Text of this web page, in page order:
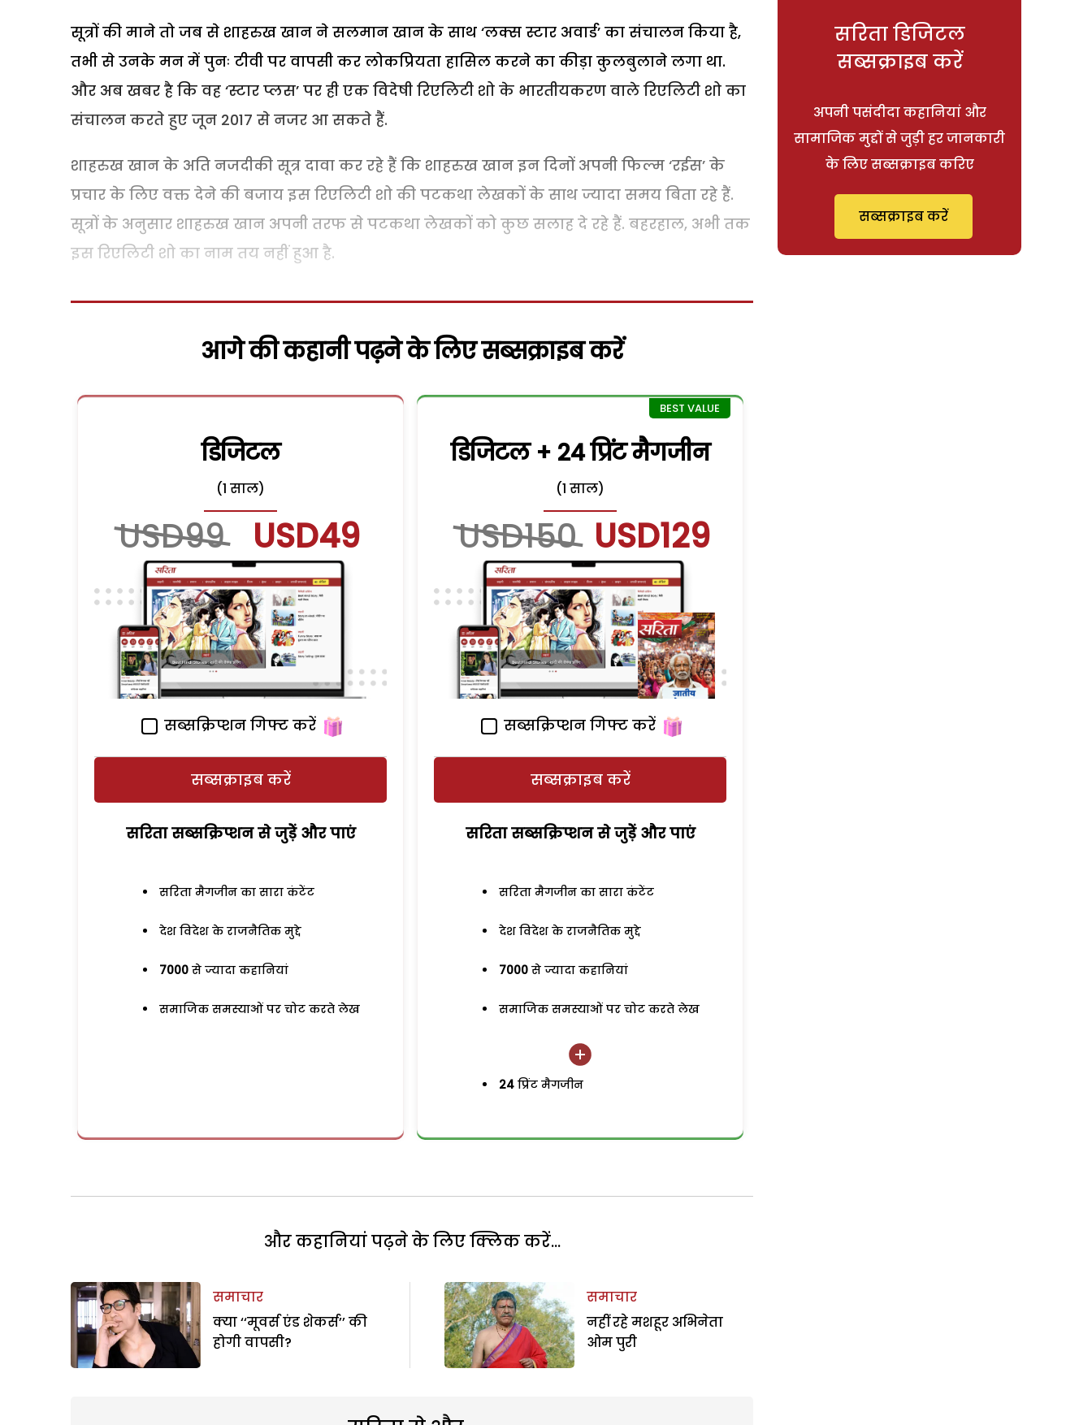
सूत्रों की माने तो जब से शाहरुख खान ने सलमान खान के साथ ‘लक्स स्टार अवार्ड’ का संचालन किया है,
तभी से उनके मन में पुनः टीवी पर वापसी कर लोकप्रियता हासिल करने का कीड़ा कुलबुलाने लगा था.
और अब खबर है कि वह ‘स्टार प्लस’ पर ही एक विदेषी रिएलिटी शो के भारतीयकरण वाले रिएलिटी शो का
संचालन करते हुए जून 2017 से नजर आ सकते हैं.
शाहरुख खान के अति नजदीकी सूत्र दावा कर रहे हैं कि शाहरुख खान इन दिनों अपनी फिल्म ‘रईस’ के
प्रचार के लिए वक्त देने की बजाय इस रिएलिटी शो की पटकथा लेखकों के साथ ज्यादा समय बिता रहे हैं.
सूत्रों के अनुसार शाहरुख खान अपनी तरफ से पटकथा लेखकों को कुछ सलाह दे रहे हैं. बहरहाल, अभी तक
इस रिएलिटी शो का नाम तय नहीं हुआ है.
आगे की कहानी पढ़ने के लिए सब्सक्राइब करें
डिजिटल
(1 साल)
USD99 USD49
सब्सक्रिप्शन गिफ्ट करें
सब्सक्राइब करें
सरिता सब्सक्रिप्शन से जुड़ेें और पाएं
सरिता मैगजीन का सारा कंटेंट
देश विदेश के राजनैतिक मुद्दे
7000 से ज्यादा कहानियां
समाजिक समस्याओं पर चोट करते लेख
डिजिटल + 24 प्रिंट मैगजीन
(1 साल)
USD150 USD129
सब्सक्रिप्शन गिफ्ट करें
सब्सक्राइब करें
सरिता सब्सक्रिप्शन से जुड़ेें और पाएं
सरिता मैगजीन का सारा कंटेंट
देश विदेश के राजनैतिक मुद्दे
7000 से ज्यादा कहानियां
समाजिक समस्याओं पर चोट करते लेख
24 प्रिंट मैगजीन
और कहानियां पढ़ने के लिए क्लिक करें...
समाचार
क्या ‘‘मूवर्स एंड शेकर्स’’ की
होगी वापसी?
समाचार
नहीं रहे मशहूर अभिनेता
ओम पुरी
सरिता डिजिटल
सब्सक्राइब करें
अपनी पसंदीदा कहानियां और
सामाजिक मुद्दों से जुड़ी हर जानकारी
के लिए सब्सक्राइब करिए
सब्सक्राइब करें